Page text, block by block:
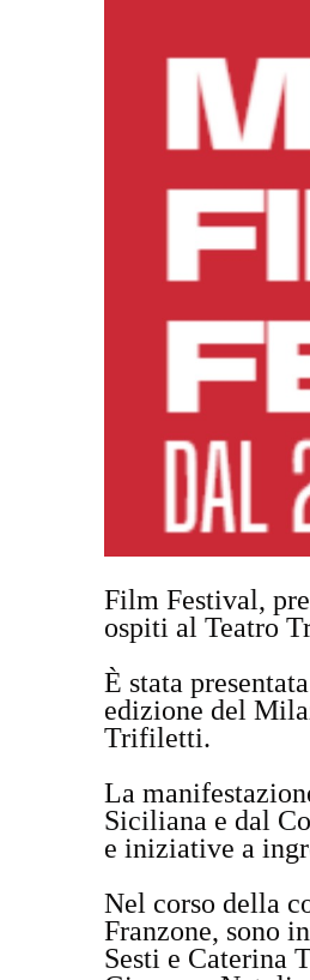
Film Festival,
ospiti al Teatro
È stata
edizione del
Trifiletti.
La
Siciliana e dal
e iniziative a
Nel corso della
Franzone, sono
Sesti e Caterina